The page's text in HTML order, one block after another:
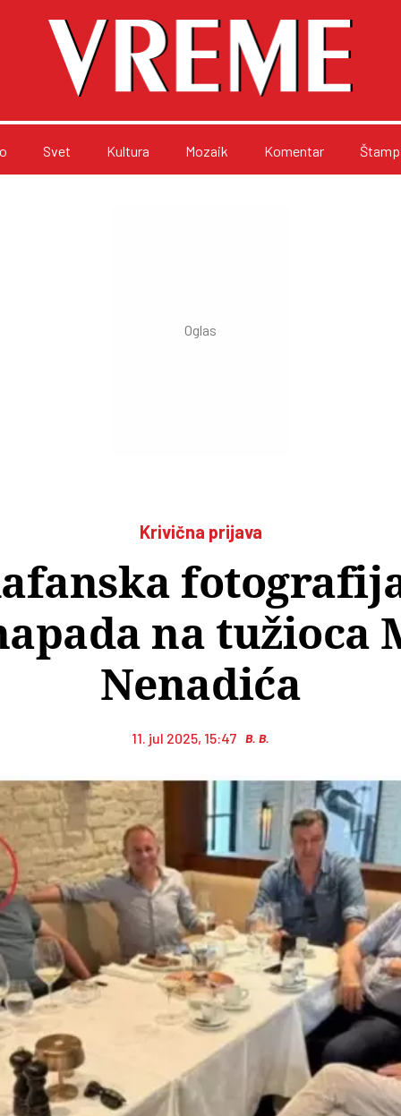
Svet Kultura Mozaik Komentar
Krivična prijava
na tužioca
Nenadića
11. jul 2025, 15:47 B. B.